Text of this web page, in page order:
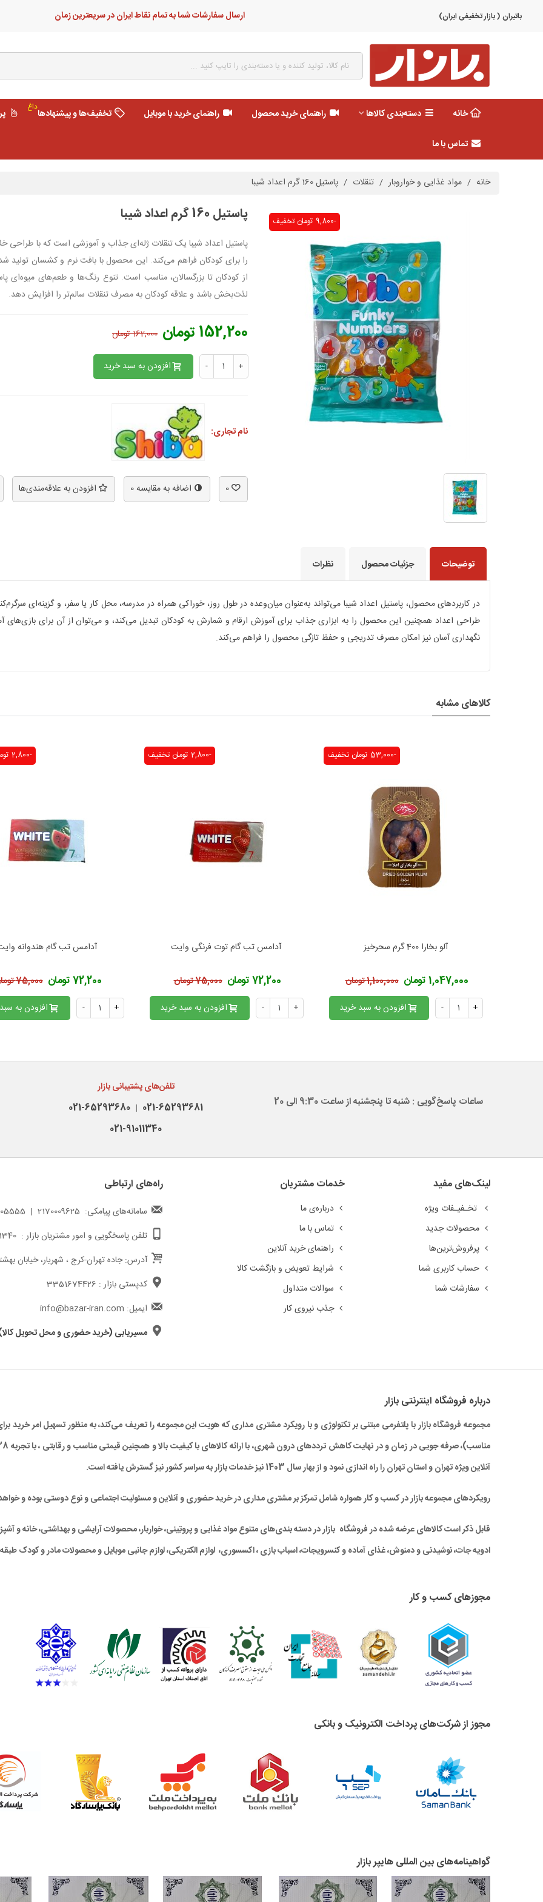
باتیران ( بازار تخفیفی ایران) ارسال سفارشات شما به تمام نقاط ایران در سریعترین زمان
خانه دسته‌بندی کالاها راهنمای خرید محصول راهنمای خرید با موبایل تخفیف‌ها و پیشنهادهاداغ
تماس با ما
خانه / مواد غذایی و خواروبار / تنقلات / پاستیل 160 گرم اعداد شیبا
تخفیف -9,800 تومان پاستیل 160 گرم اعداد شیبا
پاستیل اعداد شیبا یک تنقلات ژله‌ای جذاب و آموزشی است که با طراحی
را برای کودکان فراهم می‌کند. این محصول با بافت نرم و کشسان تولید
از کودکان تا بزرگسالان، مناسب است. تنوع رنگ‌ها و طعم‌های میوه‌ای
لذت‌بخش باشد و علاقه کودکان به مصرف تنقلات سالم‌تر را افزایش دهد.
152,200 تومان 162,000 تومان
- + افزودن به سبد خرید
نام تجاری:
0 اضافه به مقایسه0 افزودن به علاقه‌مندی‌ها
توضیحات جزئیات محصول نظرات
در کاربردهای محصول، پاستیل اعداد شیبا می‌تواند به‌عنوان میان‌وعده در طول روز، خوراکی همراه در مدرسه، محل کار یا سفر، و گزینه‌ای
طراحی اعداد همچنین این محصول را به ابزاری جذاب برای آموزش ارقام و شمارش به کودکان تبدیل می‌کند، و می‌توان از آن برای بازی‌های
نگهداری آسان نیز امکان مصرف تدریجی و حفظ تازگی محصول را فراهم می‌کند.
کالاهای مشابه
تخفیف -53,000 تومان
افزودن به محبوب‌ها
آلو بخارا 400 گرم سحرخیز
1,047,000 تومان 1,100,000 تومان
- + افزودن به سبد خرید
تخفیف -2,800 تومان
افزودن به محبوب‌ها
آدامس تب گام توت فرنگی وایت
72,200 تومان 75,000 تومان
- + افزودن به سبد خرید
-2,800 تومان
افزودن به محبوب‌ها
آدامس تب گام هندوانه
72,200 تومان 75,000 تومان
- + افزودن به
ساعات پاسخ‌گویی : شنبه تا پنجشنبه از ساعت 9:30 الی 20
تلفن‌های پشتیبانی بازار
021-65293681
|
021-65293680
021-91011340
لینک‌های مفید
تخـفیـفات ویژه
محصولات جدید
پرفروش‌ترین‌ها
حساب کاربری شما
سفارشات شما
خدمات مشتریان
درباره‌ی ما
تماس با ما
راهنمای خرید آنلاین
شرایط تعویض و بازگشت کالا
سوالات متداول
جذب نیروی کار
راه‌های ارتباطی
سامانه‌های پیامکی: 2170009625 | 217000005555
تلفن پاسخگویی و امور مشتریان بازار : 02191011340
آدرس: جاده تهران-کرج ، شهریار، خیابان
کدپستی بازار : 3351674426
ایمیل: info@bazar-iran.com
مسیریابی (خرید حضوری و محل تحویل
درباره‌ فروشگاه اینترنتی بازار
مجموعه فروشگاه بازار با پلتفرمی مبتنی بر تکنولوژی و با رویکرد مشتری مداری که هویت این مجموعه را تعریف می‌کند، به منظور تسهیل امر
آنلاین ویژه تهران و استان تهران را راه‌ اندازی نمود و از بهار سال 1403 نیز خدمات بازار به سراسر کشور نیز گسترش یافته است.
رویکردهای مجموعه بازار در کسب و کار همواره شامل تمرکز بر مشتری مداری در خرید حضوری و آنلاین و مسئولیت اجتماعی و نوع دوستی بوده و
قابل ذکر است کالاهای عرضه شده در فروشگاه بازار در دسته بندی‌های متنوع مواد غذایی و پروتِینی، خواربار، محصولات آرایشی و بهداشتی، خانه و
ادویه جات، نوشیدنی و دمنوش، غذای آماده و کنسرویجات، اسباب بازی ، اکسسوری، لوازم الکتریکی، لوازم جانبی موبایل و محصولات مادر و کودک
مجوزهای کسب و کار
مجوز از شرکت‌های پرداخت الکترونیک و بانکی
گواهینامه‌های بین المللی هایپر بازار